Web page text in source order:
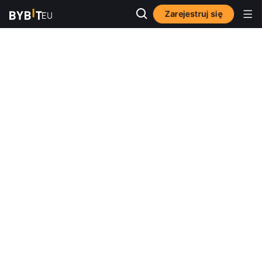
Zarejestruj się